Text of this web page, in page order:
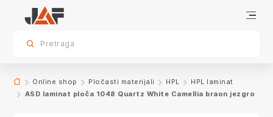
sr.skip-to.main-content
sr.skip-to.table-of-contents
sr.skip-to.main-navigation
Specifikacije
Karakteristike
Pretraga
Online shop Pločasti materijali HPL
HPL laminat
ASD laminat ploča 1048 Quartz White Camellia braon jezgro